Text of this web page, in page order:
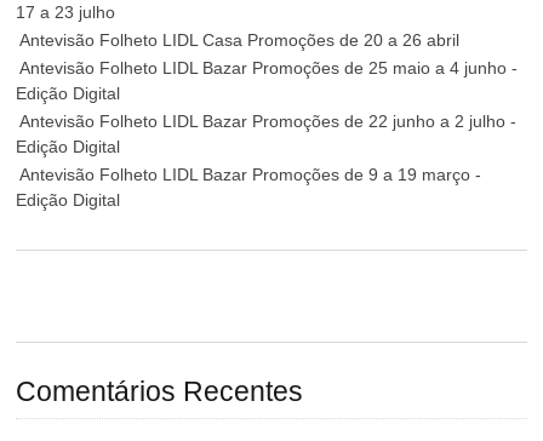
17 a 23 julho
Antevisão Folheto LIDL Casa Promoções de 20 a 26 abril
Antevisão Folheto LIDL Bazar Promoções de 25 maio a 4 junho -
Edição Digital
Antevisão Folheto LIDL Bazar Promoções de 22 junho a 2 julho -
Edição Digital
Antevisão Folheto LIDL Bazar Promoções de 9 a 19 março -
Edição Digital
Comentários Recentes